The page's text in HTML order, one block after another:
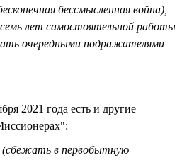
бессмысленная война),
лет самостоятельной работы
очередными подражателями
2021 года есть и другие
(сбежать в первобытную